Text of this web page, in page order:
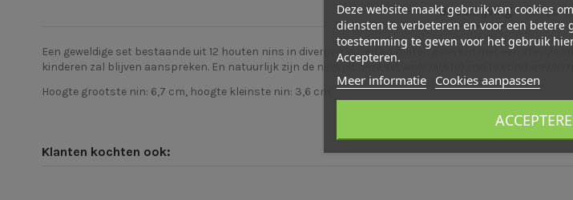
Beschrijving
Een geweldige set bestaande uit 12 houten nins in diverse kleuren en maten geleverd met een
kinderen zal blijven aanspreken. En natuurlijk zijn de nins uit deze set weer uitstekend te combineren
Hoogte grootste nin: 6,7 cm, hoogte kleinste nin: 3,6 cm
Klanten kochten ook:
Deze website maakt gebruik van cookies
diensten te verbeteren en voor een betere
toestemming te geven voor het gebruik
Accepteren.
Meer informatie Cookies aanpassen